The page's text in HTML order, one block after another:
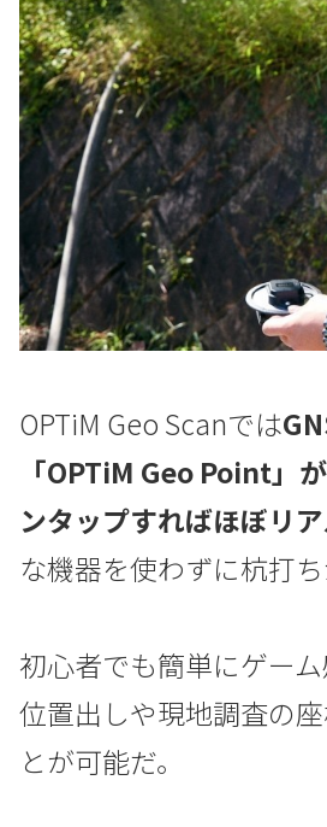
OPTiM Geo Scanでは
「OPTiM Geo Point」
ンタップすればほぼリ
な機器を使わずに杭打
初心者でも簡単にゲー
位置出しや現地調査の
とが可能だ。